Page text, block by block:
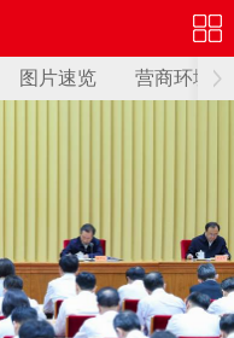
图片速览 营商环境